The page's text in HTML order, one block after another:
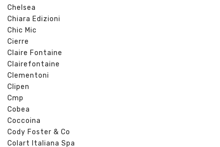
Chelsea
Chiara Edizioni
Chic Mic
Cierre
Claire Fontaine
Clairefontaine
Clementoni
Clipen
Cmp
Cobea
Coccoina
Cody Foster & Co
Colart Italiana Spa